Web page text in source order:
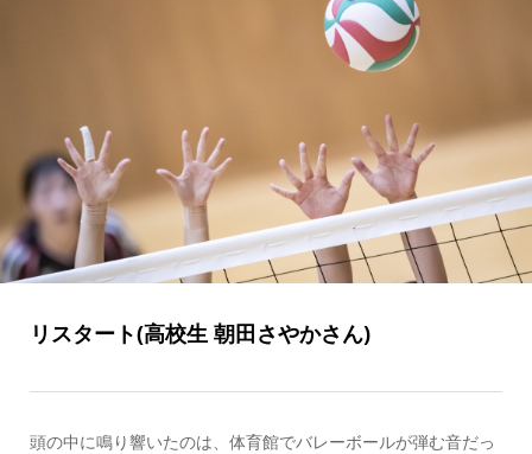
リスタート(高校生 朝田さやかさん)
頭の中に鳴り響いたのは、体育館でバレーボールが弾む音だっ